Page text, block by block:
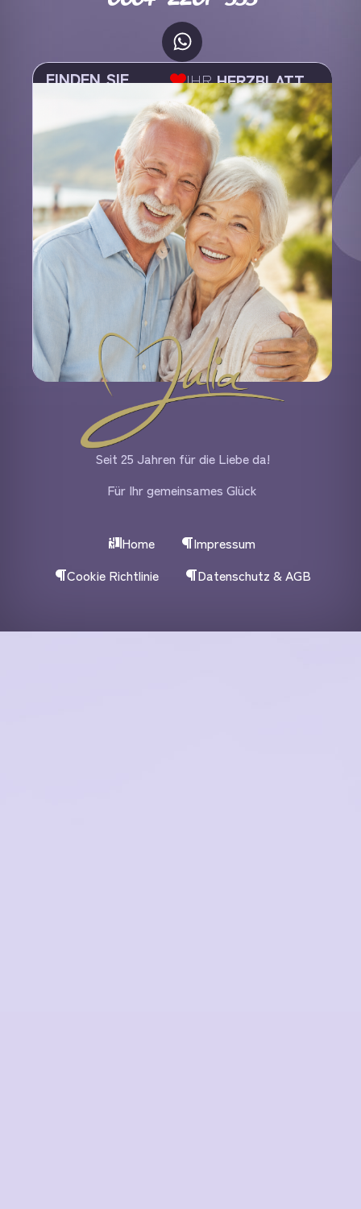
FINDEN SIE IHRHERZBLATT
Seit 25 Jahren für die Liebe da!
Für Ihr gemeinsames Glück
Home
Impressum
Cookie Richtlinie
Datenschutz & AGB